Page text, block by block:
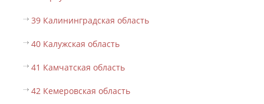
39 Калининградская область
40 Калужская область
41 Камчатская область
42 Кемеровская область